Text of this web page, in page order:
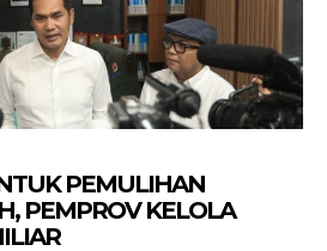
PEMULIHAN
PEMPROV KELOLA